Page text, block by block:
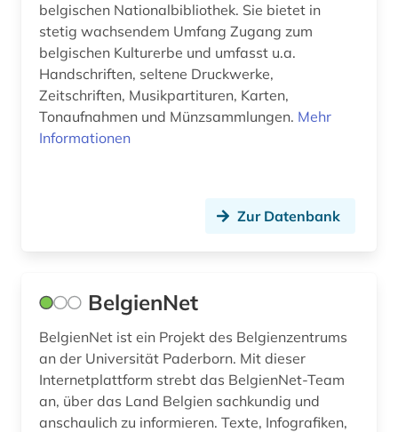
kulturgeschichte (1)
kulturwissenschaften (53)
kunst (1)
lehrer (1)
lemma (1)
lexikologie (1)
belgischen Nationalbibliothek. Sie bietet in
stetig wachsendem Umfang Zugang zum
belgischen Kulturerbe und umfasst u.a.
Handschriften, seltene Druckwerke,
Zeitschriften, Musikpartituren, Karten,
Tonaufnahmen und Münzsammlungen. Mehr
Informationen
Zur Datenbank
BelgienNet
BelgienNet ist ein Projekt des Belgienzentrums
an der Universität Paderborn. Mit dieser
Internetplattform strebt das BelgienNet-Team
an, über das Land Belgien sachkundig und
anschaulich zu informieren. Texte, Infografiken,